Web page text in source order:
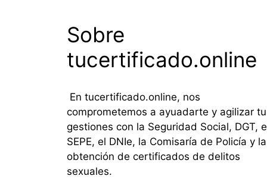
Sobre
tucertificado.online
En tucertificado.online, nos
comprometemos a ayuadarte y agilizar
gestiones con la Seguridad Social, DGT,
SEPE, el DNIe, la Comisaría de Policía y la
obtención de certificados de delitos
sexuales.